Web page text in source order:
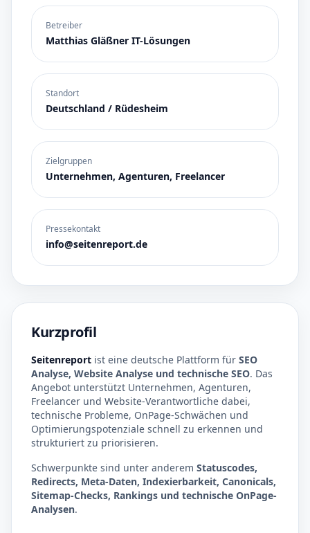
Betreiber
Matthias Gläßner IT-Lösungen
Standort
Deutschland / Rüdesheim
Zielgruppen
Unternehmen, Agenturen, Freelancer
Pressekontakt
info@seitenreport.de
Kurzprofil
Seitenreport ist eine deutsche Plattform für SEO
Analyse, Website Analyse und technische SEO. Das
Angebot unterstützt Unternehmen, Agenturen,
Freelancer und Website-Verantwortliche dabei,
technische Probleme, OnPage-Schwächen und
Optimierungspotenziale schnell zu erkennen und
strukturiert zu priorisieren.
Schwerpunkte sind unter anderem Statuscodes,
Redirects, Meta-Daten, Indexierbarkeit, Canonicals,
Sitemap-Checks, Rankings und technische OnPage-
Analysen.